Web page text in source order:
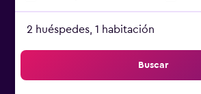
2 huéspedes, 1 habitación
Buscar